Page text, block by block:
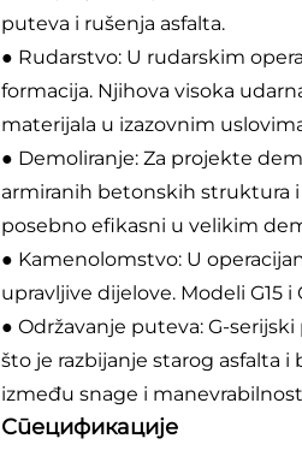
puteva i rušenja asfalta.
● Rudarstvo: U rudarskim
formacija. Njihova visoka
materijala u izazovnim
● Demoliranje: Za projekte
armiranih betonskih struktura i
posebno efikasni u velikim
● Kamenolomstvo: U
upravljive dijelove. Modeli G15
● Održavanje puteva: G-
što je razbijanje starog asfalta
između snage i
Спецификације